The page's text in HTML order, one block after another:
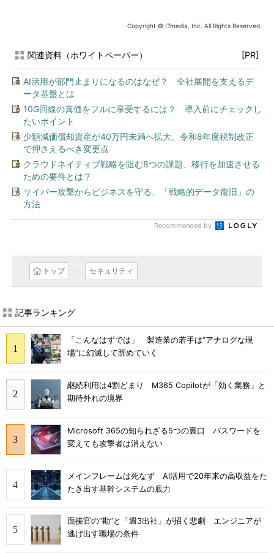
Copyright © ITmedia, Inc. All Rights Reserved.
関連資料（ホワイトペーパー） [PR]
AI活用が部門止まりになるのはなぜ？ 全社展開を支えるデ
ータ基盤とは
10G回線の真価をフルに享受するには？ 導入前にチェックし
たいポイント
少額減価償却資産が40万円未満へ拡大、令和8年度税制改正
で押さえるべき変更点
クラウドネイティブ戦略を阻む8つの課題、移行を加速させる
ための要件とは？
サイバー攻撃からビジネスを守る、「戦略的データ復旧」の
方法
Recommended by
トップ セキュリティ
記事ランキング
「こんなはずでは」 製造業の若手は“アナログな現
場”に幻滅して辞めていく
継続利用は4割どまり M365 Copilotが「効く業務」と
期待外れの境界
Microsoft 365の知られざる5つの裏口 パスワードを
変えても攻撃者は消えない
メインフレームは死なず AI活用で20年来の高収益をた
たき出す基幹システムの底力
面接官の“勘”と「週3出社」が招く悲劇 エンジニアが
逃げ出す職場の条件